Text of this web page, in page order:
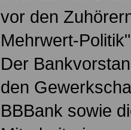
vor den
Mehrwert-
Der
den
BBBank sowie